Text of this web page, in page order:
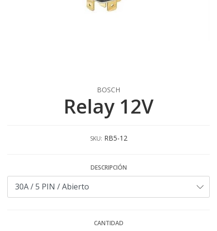
BOSCH
Relay 12V
SKU: RB5-12
DESCRIPCIÓN
CANTIDAD